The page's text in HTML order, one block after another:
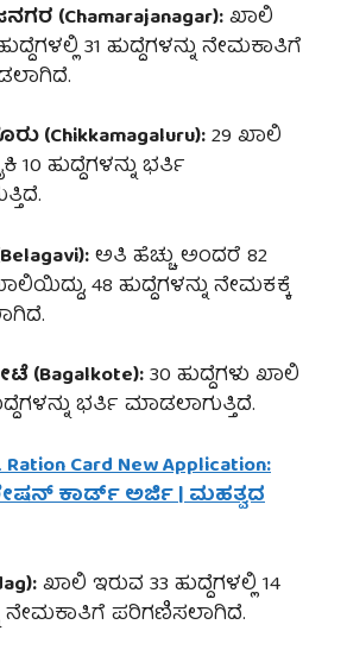
(Chamarajanagar):ಖಾಲಿ
31 ಹುದ್ದೆಗಳನ್ನು ನೇಮಕಾತಿಗೆ
(Chikkamagaluru):29 ಖಾಲಿ
10 ಹುದ್ದೆಗಳನ್ನು ಭರ್ತಿ
ಅತಿ ಹೆಚ್ಚು ಅಂದರೆ 82
48 ಹುದ್ದೆಗಳನ್ನು ನೇಮಕಕ್ಕೆ
(Bagalkote):30 ಹುದ್ದೆಗಳು ಖಾಲಿ
ಭರ್ತಿ ಮಾಡಲಾಗುತ್ತಿದೆ.
Ration Card New Application:
ಕಾರ್ಡ್ ಅರ್ಜಿ | ಮಹತ್ವದ
ಖಾಲಿ ಇರುವ 33 ಹುದ್ದೆಗಳಲ್ಲಿ 14
ನೇಮಕಾತಿಗೆ ಪರಿಗಣಿಸಲಾಗಿದೆ.